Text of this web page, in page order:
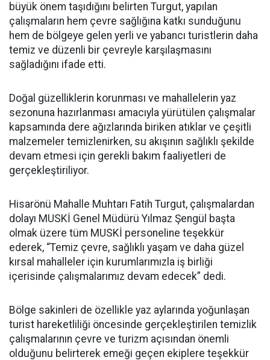
büyük önem taşıdığını belirten Turgut, yapılan
çalışmaların hem çevre sağlığına katkı sunduğunu
hem de bölgeye gelen yerli ve yabancı turistlerin daha
temiz ve düzenli bir çevreyle karşılaşmasını
sağladığını ifade etti.
Doğal güzelliklerin korunması ve mahallelerin yaz
sezonuna hazırlanması amacıyla yürütülen çalışmalar
kapsamında dere ağızlarında biriken atıklar ve çeşitli
malzemeler temizlenirken, su akışının sağlıklı şekilde
devam etmesi için gerekli bakım faaliyetleri de
gerçekleştiriliyor.
Hisarönü Mahalle Muhtarı Fatih Turgut, çalışmalardan
dolayı MUSKİ Genel Müdürü Yılmaz Şengül başta
olmak üzere tüm MUSKİ personeline teşekkür
ederek, “Temiz çevre, sağlıklı yaşam ve daha güzel
kırsal mahalleler için kurumlarımızla iş birliği
içerisinde çalışmalarımız devam edecek” dedi.
Bölge sakinleri de özellikle yaz aylarında yoğunlaşan
turist hareketliliği öncesinde gerçekleştirilen temizlik
çalışmalarının çevre ve turizm açısından önemli
olduğunu belirterek emeği geçen ekiplere teşekkür